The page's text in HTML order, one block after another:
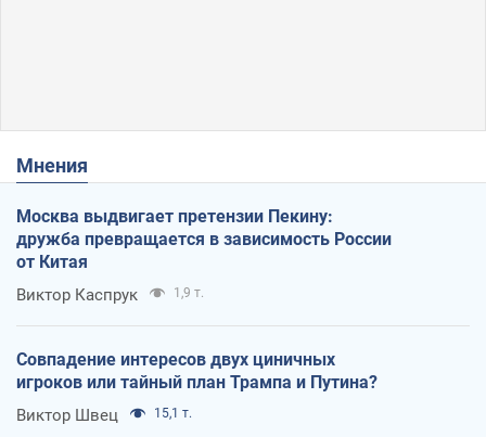
Мнения
Москва выдвигает претензии Пекину:
дружба превращается в зависимость России
от Китая
Виктор Каспрук 1,9 т.
Совпадение интересов двух циничных
игроков или тайный план Трампа и Путина?
Виктор Швец 15,1 т.